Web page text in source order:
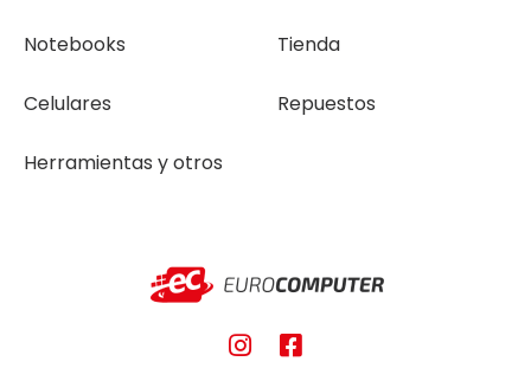
Notebooks
Celulares
Herramientas y otros
Tienda
Repuestos